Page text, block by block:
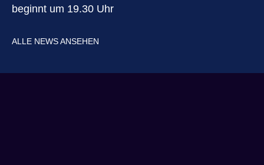
beginnt um 19.30 Uhr
ALLE NEWS ANSEHEN